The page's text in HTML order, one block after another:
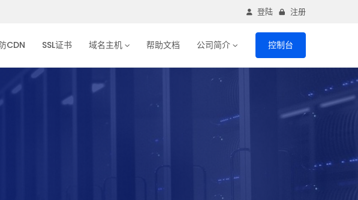
登陆 注册
CDN SSL证书 域名主机 帮助文档 公司简介 控制台